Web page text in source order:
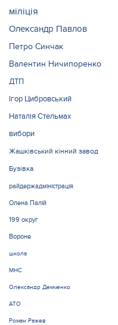
міліція
Олександр Павлов
Петро Синчак
Валентин Ничипоренко
ДТП
Ігор Цибровський
Наталія Стельмах
вибори
Жашківський кінний завод
Бузівка
райдержадміністрація
Олена Палій
199 округ
Вороне
школа
МНС
Олександр Демченко
АТО
Роман Ражев